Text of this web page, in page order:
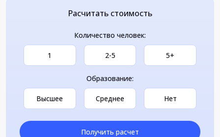
Расчитать стоимость
Количество человек:
1 2-5 5+
Образование:
Высшее Среднее Нет
Получить расчет